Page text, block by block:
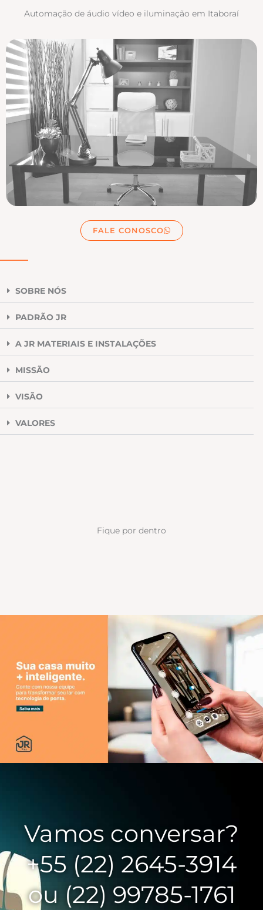
Automação de áudio vídeo e iluminação em Itaboraí
FALE CONOSCO
SOBRE NÓS
PADRÃO JR
A JR MATERIAIS E INSTALAÇÕES
MISSÃO
VISÃO
VALORES
Fique por dentro
Vamos conversar?
+55 (22) 2645-3914
ou (22) 99785-1761